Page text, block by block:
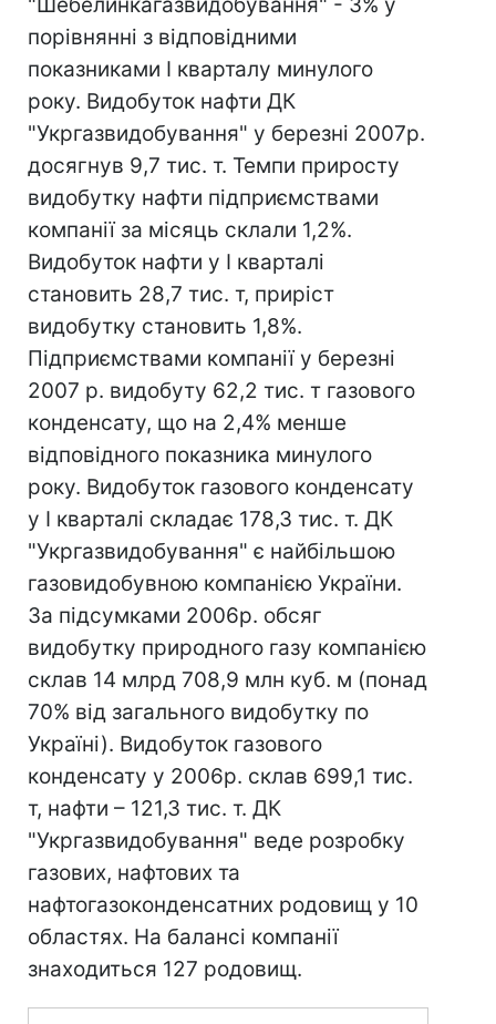
порівнянні з відповідними
показниками І кварталу минулого
року. Видобуток нафти ДК
"Укргазвидобування" у березні 2007р.
досягнув 9,7 тис. т. Темпи приросту
видобутку нафти підприємствами
компанії за місяць склали 1,2%.
Видобуток нафти у I кварталі
становить 28,7 тис. т, приріст
видобутку становить 1,8%.
Підприємствами компанії у березні
2007 р. видобуту 62,2 тис. т газового
конденсату, що на 2,4% менше
відповідного показника минулого
року. Видобуток газового конденсату
у I кварталі складає 178,3 тис. т. ДК
"Укргазвидобування" є найбільшою
газовидобувною компанією України.
За підсумками 2006р. обсяг
видобутку природного газу компанією
склав 14 млрд 708,9 млн куб. м (понад
70% від загального видобутку по
Україні). Видобуток газового
конденсату у 2006р. склав 699,1 тис.
т, нафти – 121,3 тис. т. ДК
"Укргазвидобування" веде розробку
газових, нафтових та
нафтогазоконденсатних родовищ у 10
областях. На балансі компанії
знаходиться 127 родовищ.